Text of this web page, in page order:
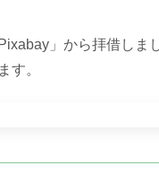
」から拝借しま
す。